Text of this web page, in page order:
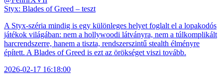
Styx: Blades of Greed – teszt
A Styx-széria mindig is egy különleges helyet foglalt el a lopakodós
játékok világában: nem a hollywoodi látványra, nem a túlkomplikált
harcrendszerre, hanem a tiszta, rendszerszintű stealth élményre
épített. A Blades of Greed is ezt az örökséget viszi tovább.
2026-02-17 16:18:00